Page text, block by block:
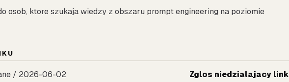
osob, ktore szukaja wiedzy z obszaru prompt engineering na poziomie
/ 2026-06-02 Zglos niedzialajacy link